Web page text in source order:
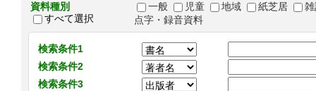
資料種別
すべて選択
一般 児童 地域 紙芝居
点字・録音資料
検索条件1
検索条件2
検索条件3